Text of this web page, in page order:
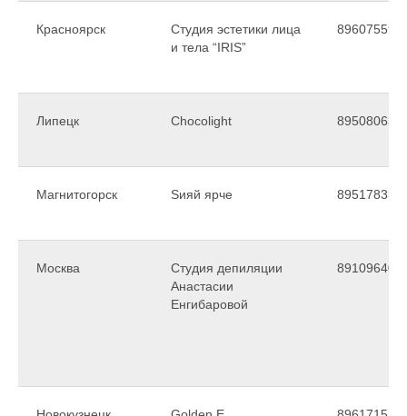
Красноярск
Студия эстетики лица
и тела “IRIS”
Липецк Chocolight
Магнитогорск Sияй ярче
Москва
Студия депиляции
Анастасии
Енгибаровой